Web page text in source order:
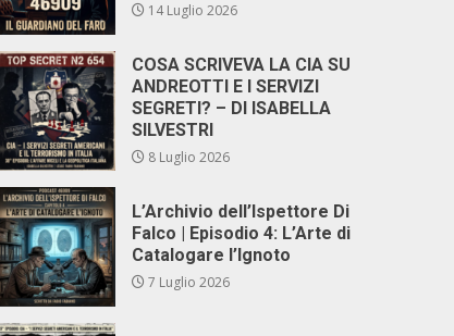
14 Luglio 2026
COSA SCRIVEVA LA CIA SU
ANDREOTTI E I SERVIZI
SEGRETI? – DI ISABELLA
SILVESTRI
8 Luglio 2026
L’Archivio dell’Ispettore Di
Falco | Episodio 4: L’Arte di
Catalogare l’Ignoto
7 Luglio 2026